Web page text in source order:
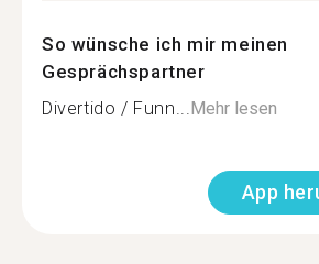
So wünsche ich mir meinen
Gesprächspartner
Divertido / Funn...Mehr lesen
App